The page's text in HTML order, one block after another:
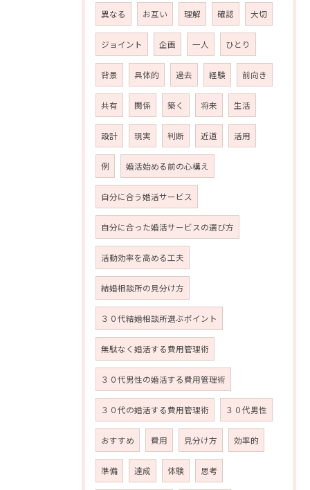
異なる お互い 理解 確認 大切
ジョイント 企画 一人 ひとり
背景 具体的 過去 経験 前向き
共有 関係 築く 将来 生活
設計 現実 判断 近道 活用
例 婚活始める前の心構え
自分に合う婚活サービス
自分に合った婚活サービスの選び方
活動効率を高める工夫
結婚相談所の見分け方
３０代結婚相談所選ぶポイント
無駄なく婚活する費用管理術
３０代男性の婚活する費用管理術
３０代の婚活する費用管理術 ３０代男性
おすすめ 費用 見分け方 効率的
準備 達成 体験 思考